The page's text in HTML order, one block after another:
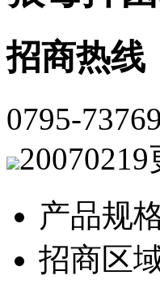
招商热线
0795-
20070219
产品规
招商区